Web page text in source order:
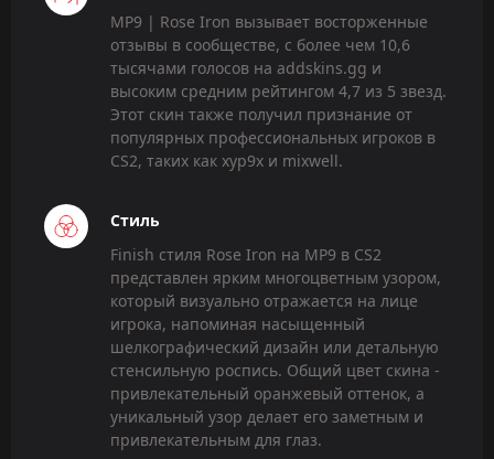
MP9 | Rose Iron вызывает восторженные
отзывы в сообществе, с более чем 10,6
тысячами голосов на addskins.gg и
высоким средним рейтингом 4,7 из 5 звезд.
Этот скин также получил признание от
популярных профессиональных игроков в
CS2, таких как xyp9x и mixwell.
Стиль
Finish стиля Rose Iron на MP9 в CS2
представлен ярким многоцветным узором,
который визуально отражается на лице
игрока, напоминая насыщенный
шелкографический дизайн или детальную
стенсильную роспись. Общий цвет скина -
привлекательный оранжевый оттенок, а
уникальный узор делает его заметным и
привлекательным для глаз.